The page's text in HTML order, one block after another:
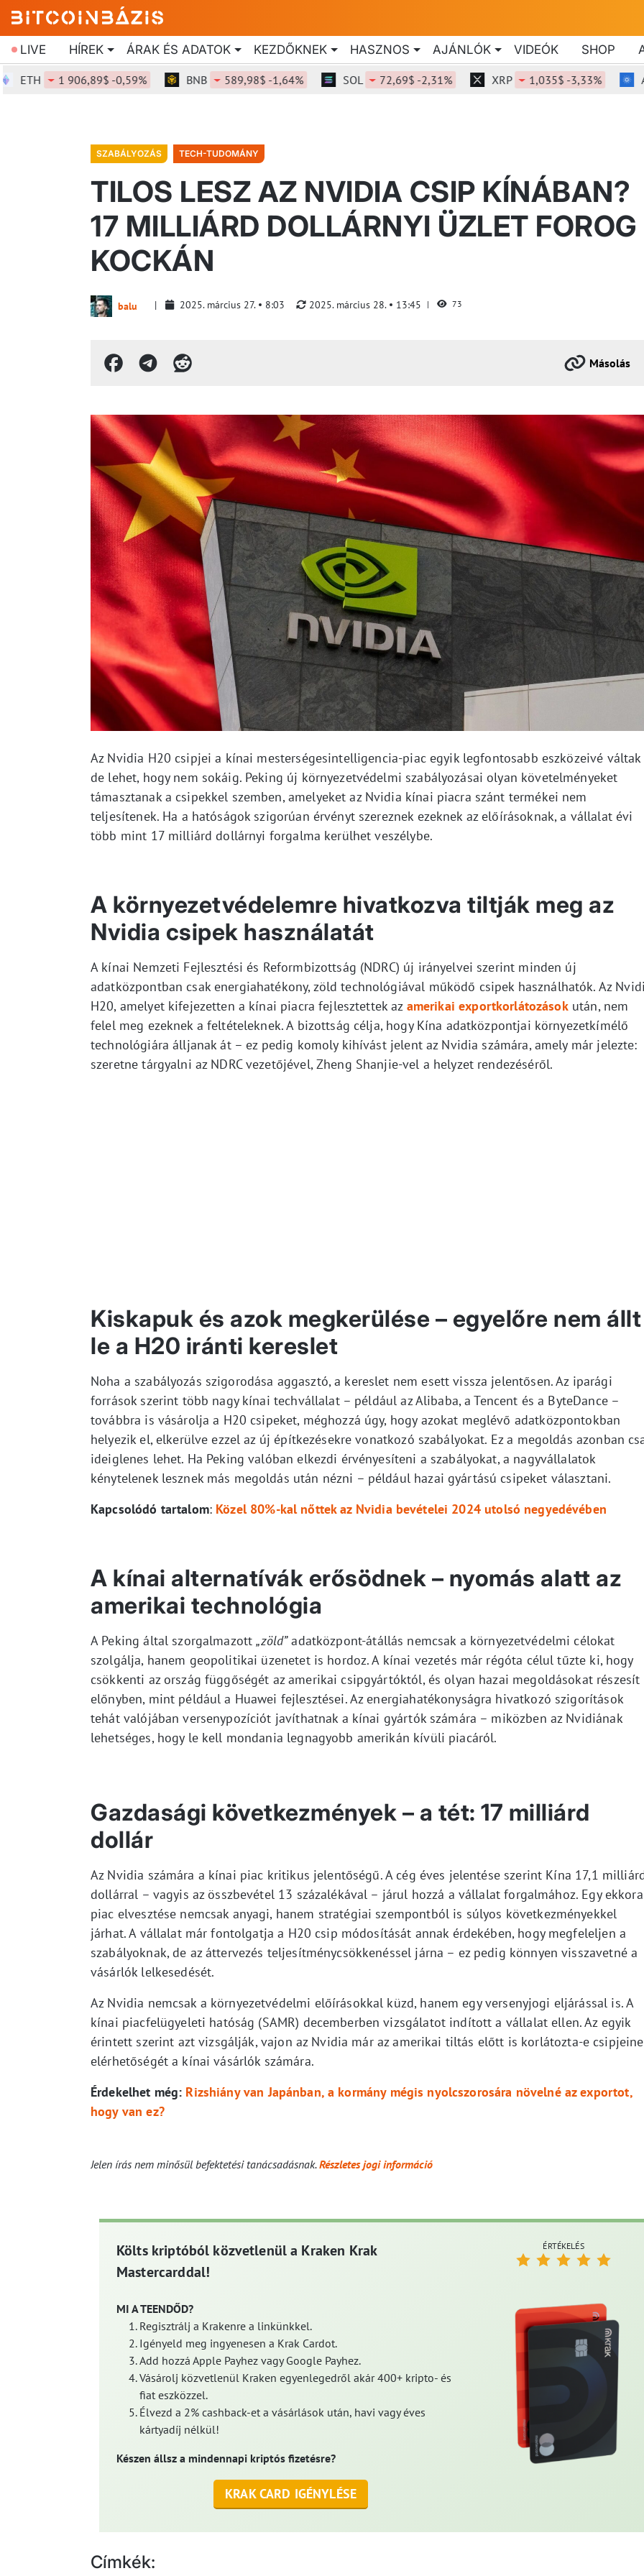
LIVE HÍREK ÁRAK ÉS ADATOK KEZDŐKNEK HASZNOS AJÁNLÓK VIDEÓK SHOP
1 906,89$ -0,59% BNB 589,98$ -1,64% SOL 72,69$ -2,31% XRP 1,035$ -3,33% ADA
SZABÁLYOZÁS TECH-TUDOMÁNY
TILOS LESZ AZ NVIDIA CSIP KÍNÁBAN?
17 MILLIÁRD DOLLÁRNYI ÜZLET FOROG
KOCKÁN
balu 2025. március 27. 8:03 2025. március 28. 13:45 73
Másolás
Az Nvidia H20 csipjei a kínai mesterségesintelligencia-piac egyik legfontosabb eszközeivé váltak
de lehet, hogy nem sokáig. Peking új környezetvédelmi szabályozásai olyan követelményeket
támasztanak a csipekkel szemben, amelyeket az Nvidia kínai piacra szánt termékei nem
teljesítenek. Ha a hatóságok szigorúan érvényt szereznek ezeknek az előírásoknak, a vállalat évi
több mint 17 milliárd dollárnyi forgalma kerülhet veszélybe.
A környezetvédelemre hivatkozva tiltják meg az
Nvidia csipek használatát
A kínai Nemzeti Fejlesztési és Reformbizottság (NDRC) új irányelvei szerint minden új
adatközpontban csak energiahatékony, zöld technológiával működő csipek használhatók. Az
H20, amelyet kifejezetten a kínai piacra fejlesztettek az amerikai exportkorlátozásokután, nem
felel meg ezeknek a feltételeknek. A bizottság célja, hogy Kína adatközpontjai környezetkímélő
technológiára álljanak át – ez pedig komoly kihívást jelent az Nvidia számára, amely már jelezte:
szeretne tárgyalni az NDRC vezetőjével, Zheng Shanjie-vel a helyzet rendezéséről.
Kiskapuk és azok megkerülése – egyelőre nem állt
le a H20 iránti kereslet
Noha a szabályozás szigorodása aggasztó, a kereslet nem esett vissza jelentősen. Az iparági
források szerint több nagy kínai techvállalat – például az Alibaba, a Tencent és a ByteDance –
továbbra is vásárolja a H20 csipeket, méghozzá úgy, hogy azokat meglévő adatközpontokban
helyezik el, elkerülve ezzel az új építkezésekre vonatkozó szabályokat. Ez a megoldás azonban
ideiglenes lehet. Ha Peking valóban elkezdi érvényesíteni a szabályokat, a nagyvállalatok
kénytelenek lesznek más megoldás után nézni – például hazai gyártású csipeket választani.
Kapcsolódó tartalom: Közel 80%-kal nőttek az Nvidia bevételei 2024 utolsó negyedévében
A kínai alternatívák erősödnek – nyomás alatt az
amerikai technológia
A Peking által szorgalmazott„zöld”adatközpont-átállás nemcsak a környezetvédelmi célokat
szolgálja, hanem geopolitikai üzenetet is hordoz. A kínai vezetés már régóta célul tűzte ki, hogy
csökkenti az ország függőségét az amerikai csipgyártóktól, és olyan hazai megoldásokat részesít
előnyben, mint például a Huawei fejlesztései. Az energiahatékonyságra hivatkozó szigorítások
tehát valójában versenypozíciót javíthatnak a kínai gyártók számára – miközben az Nvidiának
lehetséges, hogy le kell mondania legnagyobb amerikán kívüli piacáról.
Gazdasági következmények – a tét: 17 milliárd
dollár
Az Nvidia számára a kínai piac kritikus jelentőségű. A cég éves jelentése szerint Kína 17,1
dollárral – vagyis az összbevétel 13 százalékával – járul hozzá a vállalat forgalmához. Egy ekkora
piac elvesztése nemcsak anyagi, hanem stratégiai szempontból is súlyos következményekkel
járhat. A vállalat már fontolgatja a H20 csip módosítását annak érdekében, hogy megfeleljen a
szabályoknak, de az áttervezés teljesítménycsökkenéssel járna – ez pedig könnyen visszavetné a
vásárlók lelkesedését.
Az Nvidia nemcsak a környezetvédelmi előírásokkal küzd, hanem egy versenyjogi eljárással is. A
kínai piacfelügyeleti hatóság (SAMR) decemberben vizsgálatot indított a vállalat ellen. Az egyik
érintett szerint azt vizsgálják, vajon az Nvidia már az amerikai tiltás előtt is korlátozta-e
elérhetőségét a kínai vásárlók számára.
Érdekelhet még: Rizshiány van Japánban, a kormány mégis nyolcszorosára növelné az exportot,
hogy van ez?
Jelen írás nem minősül befektetési tanácsadásnak.Részletes jogi információ
Költs kriptóból közvetlenül a Kraken Krak
Mastercarddal!
MI A TEENDŐD?
Regisztrálj a Krakenre a linkünkkel.
Igényeld meg ingyenesen a Krak Cardot.
Add hozzá Apple Payhez vagy Google Payhez.
Vásárolj közvetlenül Kraken egyenlegedről akár 400+ kripto- és
fiat eszközzel.
Élvezd a 2% cashback-et a vásárlások után, havi vagy éves
kártyadíj nélkül!
Készen állsz a mindennapi kriptós fizetésre?
KRAK CARD IGÉNYLÉSE
ÉRTÉKELÉS
Címkék: